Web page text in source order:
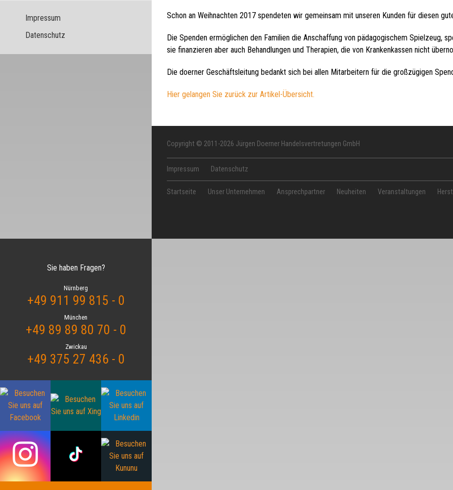
Impressum
Datenschutz
Schon an Weihnachten 2017 spendeten wir gemeinsam mit unseren Kunden für diesen
Die Spenden ermöglichen den Familien die Anschaffung von pädagogischem Spielzeug,
sie finanzieren aber auch Behandlungen und Therapien, die von Krankenkassen nicht
Die doerner Geschäftsleitung bedankt sich bei allen Mitarbeitern für die großzügigen
Hier gelangen Sie zurück zur Artikel-Übersicht.
Copyright © 2011-2026 Jürgen Doerner Handelsvertretungen GmbH
Impressum Datenschutz
Startseite Unser Unternehmen Ansprechpartner Neuheiten Veranstaltungen
Sie haben Fragen?
Nürnberg
+49 911 99 815 - 0
München
+49 89 89 80 70 - 0
Zwickau
+49 375 27 436 - 0